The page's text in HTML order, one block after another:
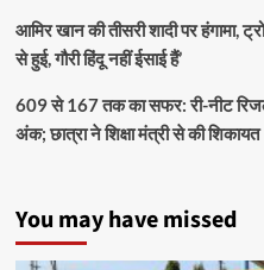
आमिर खान की तीसरी शादी पर हंगामा,
से हुई, गौरी हिंदू नहीं ईसाई हैं’
609 से 167 तक का सफर: री-नीट
अंक; छात्रा ने शिक्षा मंत्री से की शिकायत
You may have missed